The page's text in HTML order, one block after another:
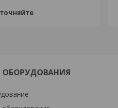
ОБОРУДОВАНИЯ